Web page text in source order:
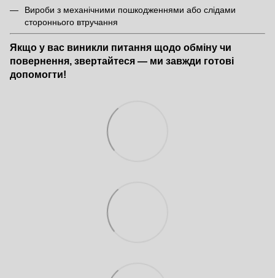
Вироби з механічними пошкодженнями або слідами
стороннього втручання
Якщо у вас виникли питання щодо обміну чи
повернення, звертайтеся — ми завжди готові
допомогти!